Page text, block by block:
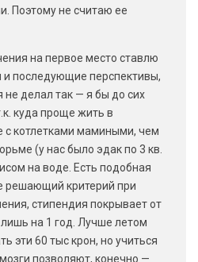
Поэтому не считаю ее
на первое место ставлю
и последующие перспективы,
не делал так — я бы до сих
куда проще жить в
с котлетками мамиными, чем
(у нас было эдак по 3 кв.
на воде. Есть подобная
решающий критерий при
стипендия покрывает от
на 1 год. Лучше летом
эти 60 тыс крон, но учиться
позволяют, конечно —